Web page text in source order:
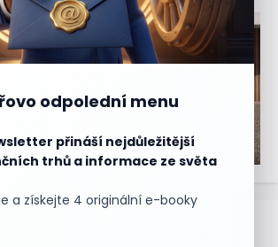
odpolední menu
přináší nejdůležitější
trhů a informace ze světa
a získejte 4 originální e-booky